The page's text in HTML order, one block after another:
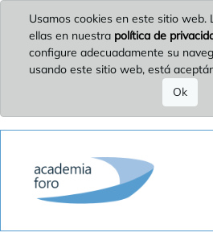
Usamos cookies en este sitio web.
ellas en nuestra política de
configure adecuadamente su
usando este sitio web, está
Ok